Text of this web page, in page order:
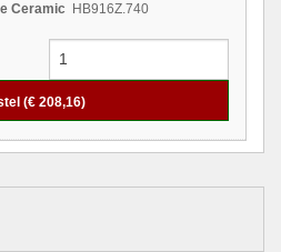
Ceramic HB916Z.740
(€ 208,16)